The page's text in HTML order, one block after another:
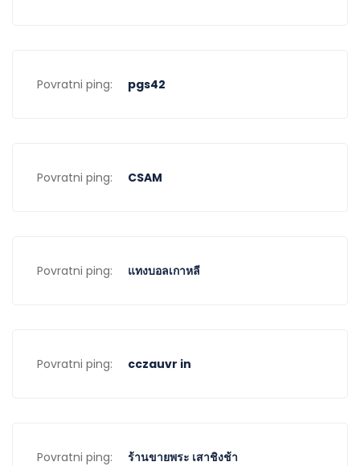
Povratni ping: pgs42
Povratni ping: CSAM
Povratni ping: แทงบอลเกาหลี
Povratni ping: cczauvr in
Povratni ping: ร้านขายพระ เสาชิงช้า